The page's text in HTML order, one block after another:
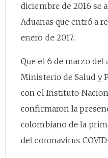
diciembre de 2016 se
Aduanas que entró a
enero de 2017.
Que el 6 de marzo del
Ministerio de Salud y
con el Instituto
confirmaron la
colombiano de la
del coronavirus